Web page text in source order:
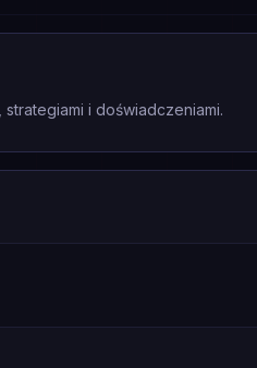
i doświadczeniami.